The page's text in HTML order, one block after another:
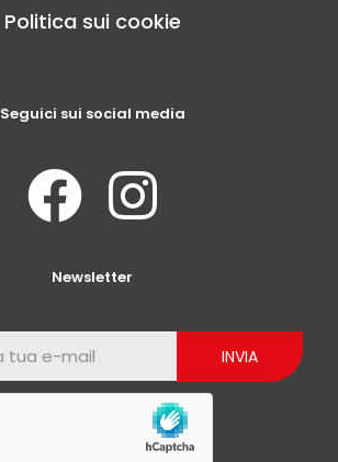
Politica sui cookie
Seguici sui social media
Newsletter